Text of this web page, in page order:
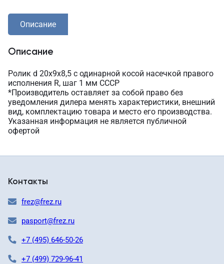
Описание
Описание
Ролик d 20х9х8,5 с одинарной косой насечкой правого
исполнения R, шаг 1 мм СССР
*Производитель оставляет за собой право без
уведомления дилера менять характеристики, внешний
вид, комплектацию товара и место его производства.
Указанная информация не является публичной
офертой
Контакты
frez@frez.ru
pasport@frez.ru
+7 (495) 646-50-26
+7 (499) 729-96-41